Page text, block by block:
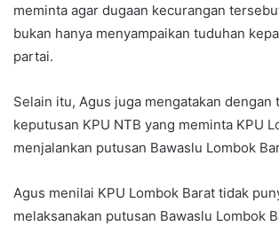
meminta agar dugaan kecurangan
bukan hanya menyampaikan tuduhan
partai.
Selain itu, Agus juga mengatakan dengan
keputusan KPU NTB yang meminta KPU
menjalankan putusan Bawaslu Lombok
Agus menilai KPU Lombok Barat tidak
melaksanakan putusan Bawaslu Lombok